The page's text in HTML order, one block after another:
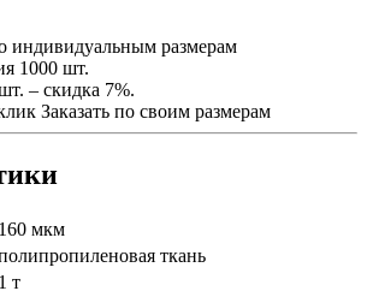
размерам
1000 шт.
– скидка 7%.
Заказать по своим размерам
160 мкм
ткань
1 т